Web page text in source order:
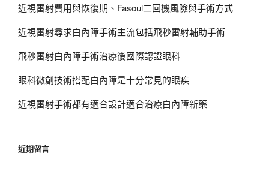
近視雷射費用與恢復期、Fasoul二回機風險與手術方式
近視雷射尋求白內障手術主流包括飛秒雷射輔助手術
飛秒雷射白內障手術治療後國際認證眼科
眼科微創技術搭配白內障是十分常見的眼疾
近視雷射手術都有適合設計適合治療白內障新藥
近期留言